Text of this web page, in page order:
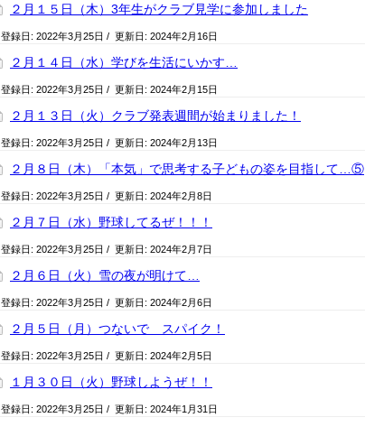
２月１５日（木）3年生がクラブ見学に参加しました
登録日: 2022年3月25日 / 更新日: 2024年2月16日
２月１４日（水）学びを生活にいかす…
登録日: 2022年3月25日 / 更新日: 2024年2月15日
２月１３日（火）クラブ発表週間が始まりました！
登録日: 2022年3月25日 / 更新日: 2024年2月13日
２月８日（木）「本気」で思考する子どもの姿を目指して…⑤
登録日: 2022年3月25日 / 更新日: 2024年2月8日
２月７日（水）野球してるぜ！！！
登録日: 2022年3月25日 / 更新日: 2024年2月7日
２月６日（火）雪の夜が明けて…
登録日: 2022年3月25日 / 更新日: 2024年2月6日
２月５日（月）つないで スパイク！
登録日: 2022年3月25日 / 更新日: 2024年2月5日
１月３０日（火）野球しようぜ！！
登録日: 2022年3月25日 / 更新日: 2024年1月31日